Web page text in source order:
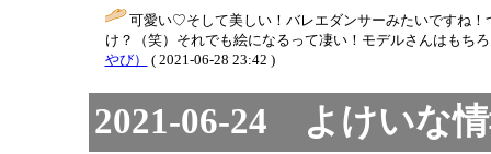
可愛い♡そして美しい！バレエダンサーみたいですね
け？（笑）それでも絵になるって凄い！モデルさんはもち
やび）
( 2021-06-28 23:42 )
2021-06-24 よけいな